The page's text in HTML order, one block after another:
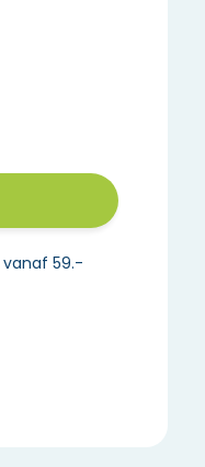
vanaf 59.-